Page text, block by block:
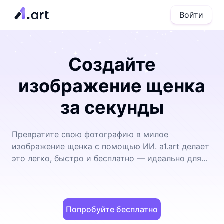
Войти
Создайте
изображение щенка
за секунды
Превратите свою фотографию в милое
изображение щенка с помощью ИИ. a1.art делает
это легко, быстро и бесплатно — идеально для
Попробуйте бесплатно